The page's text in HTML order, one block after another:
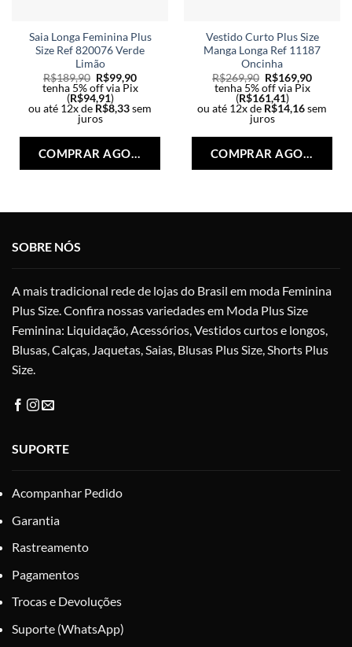
Saia Longa Feminina Plus
Size Ref 820076 Verde
Limão
R$189,90 R$99,90
tenha 5% off via Pix
(R$94,91)
ou até 12x de R$8,33sem
juros
COMPRAR AGORA
As
na
página
do
produto
Vestido Curto Plus Size
Manga Longa Ref 11187
Oncinha
R$269,90 R$169,90
tenha 5% off via Pix
(R$161,41)
ou até 12x de R$14,16sem
juros
COMPRAR AGORA
As
SOBRE NÓS
A mais tradicional rede de lojas do Brasil em moda Feminina
Plus Size. Confira nossas variedades em Moda Plus Size
Feminina: Liquidação, Acessórios, Vestidos curtos e longos,
Blusas, Calças, Jaquetas, Saias, Blusas Plus Size, Shorts Plus
Size.
SUPORTE
Acompanhar Pedido
Garantia
Rastreamento
Pagamentos
Trocas e Devoluções
Suporte (WhatsApp)